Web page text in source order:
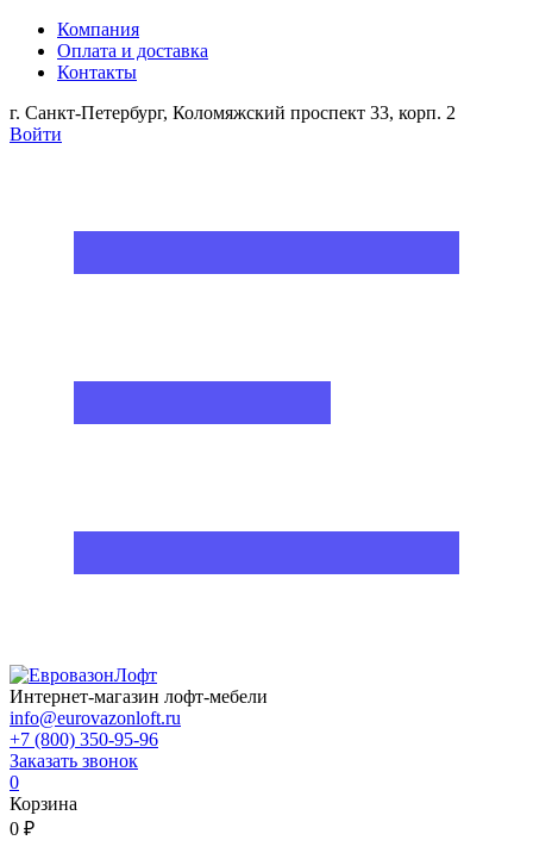
Компания
Оплата и доставка
Контакты
г. Санкт-Петербург, Коломяжский проспект 33, корп. 2
Войти
Интернет-магазин лофт-мебели
info@eurovazonloft.ru
+7 (800) 350-95-96
Заказать звонок
0
Корзина
0 ₽